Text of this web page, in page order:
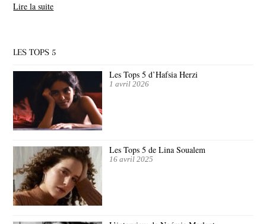
Lire la suite
LES TOPS 5
Les Tops 5 d’Hafsia Herzi
1 avril 2026
Les Tops 5 de Lina Soualem
16 avril 2025